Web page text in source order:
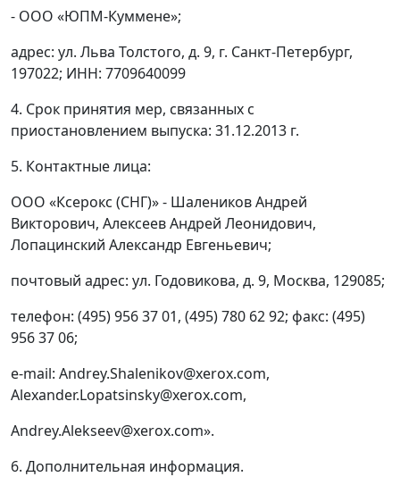
- ООО «ЮПМ-Куммене»;
адрес: ул. Льва Толстого, д. 9, г. Санкт-Петербург,
197022; ИНН: 7709640099
4. Срок принятия мер, связанных с
приостановлением выпуска: 31.12.2013 г.
5. Контактные лица:
ООО «Ксерокс (СНГ)» - Шалеников Андрей
Викторович, Алексеев Андрей Леонидович,
Лопацинский Александр Евгеньевич;
почтовый адрес: ул. Годовикова, д. 9, Москва, 129085;
телефон: (495) 956 37 01, (495) 780 62 92; факс: (495)
956 37 06;
е-mail: Аndrey.Shalenikov@хеrох.соm,
Аlexander.Lopatsinsky@хеrох.соm,
Аndrеу.Аlеkseev@хеrох.соm».
6. Дополнительная информация.